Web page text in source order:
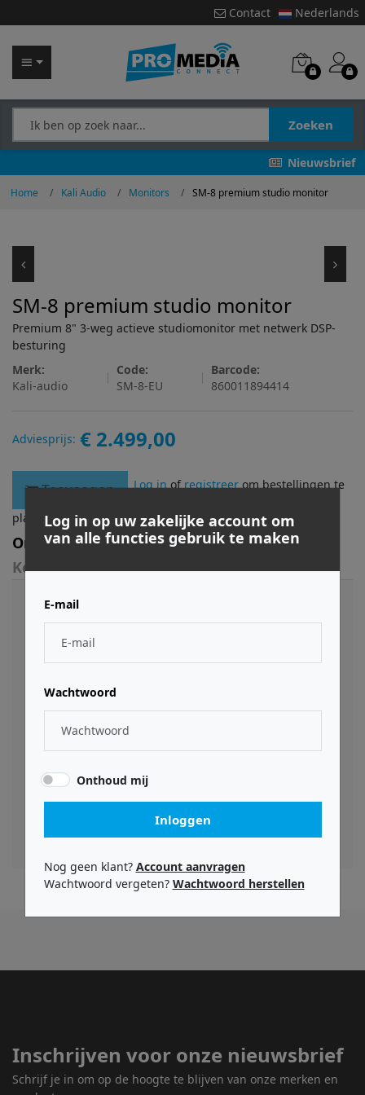
Contact Nederlands
Zoeken
Nieuwsbrief
Home Kali Audio Monitors SM-8 premium studio monitor
SM-8 premium studio monitor
Premium 8" 3-weg actieve studiomonitor met netwerk DSP-
besturing
Merk:
Kali-audio
Code:
SM-8-EU
Barcode:
860011894414
Adviesprijs: € 2.499,00
Toevoegen Log in of registreerom bestellingen te
plaatsen.
Omschrijving
Kenmerken
De Kali Audio SM-8 vertegenwoordigt het summum
architectuur te combineren met topklasse
componenten en vakmanschap. Dit ontwerp zorgt
essentieel voor de meest veeleisende audiotaken.
Met onboard DSP voor kamerkalibratie kunnen
gebruikers de respons van de monitor afstemmen
op hun specifieke omgeving, voor nauwkeurige en
SM-8, in combinatie met de geavanceerde functies,
maakt het een veelzijdige keuze voor zowel
professionele studio's als high-end
thuisopstellingen.
Inschrijven voor onze nieuwsbrief
Schrijf je in om op de hoogte te blijven van onze merken en
Log in op uw zakelijke account om
van alle functies gebruik te maken
E-mail
Wachtwoord
Onthoud mij
Inloggen
Nog geen klant? Account aanvragen
Wachtwoord vergeten? Wachtwoord herstellen